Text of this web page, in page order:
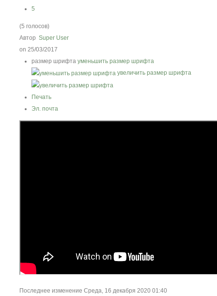
5
(5 голосов)
Автор Super User
on 25/03/2017
размер шрифта уменьшить размер шрифта
увеличить размер шрифта
Печать
Эл. почта
Последнее изменение Среда, 16 декабря 2020 01:40